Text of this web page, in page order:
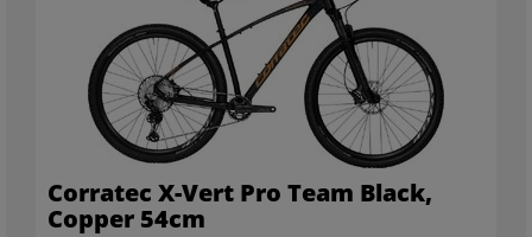
Corratec X-Vert Pro Team Black,
Copper 54cm